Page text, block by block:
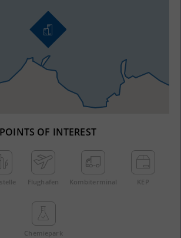
POINTS OF INTEREST
Flughafen Kombi­terminal KEP
Chemie­park